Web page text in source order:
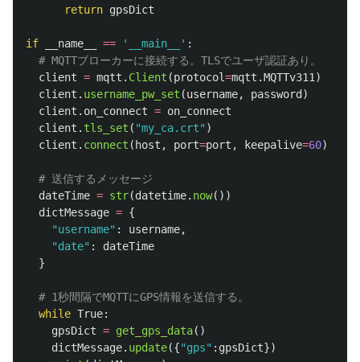
return gpsDict
if __name__ == ' __main__ ' :
client = mqtt . Client (protocol=mqtt .MQTTv311 )
client . username_pw_set (username, password )
client . on_connect = on_connect
client . tls_set ( "my_ca.crt" )
client . connect ( host , port=port , keepalive=60)
dateTime = str(datetime. now())
dictMessage = {
"username" : username,
"date" :
dateTime
}
while True:
gpsDict = get_gps_data()
dictMessage. update({"gps" : gpsDict})